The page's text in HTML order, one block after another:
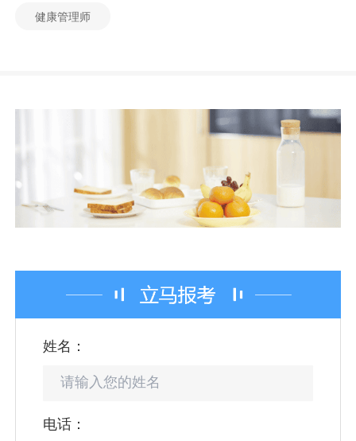
健康管理师
姓名：
电话：